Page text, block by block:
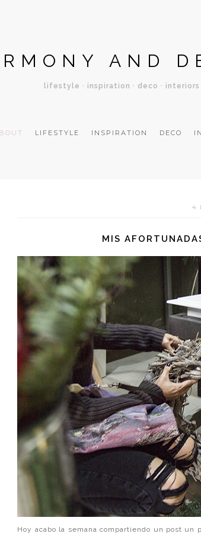
AND
lifestyle · inspiration · deco · interiors
LIFESTYLE INSPIRATION DECO
4
MIS
Hoy acabo la semana compartiendo un post